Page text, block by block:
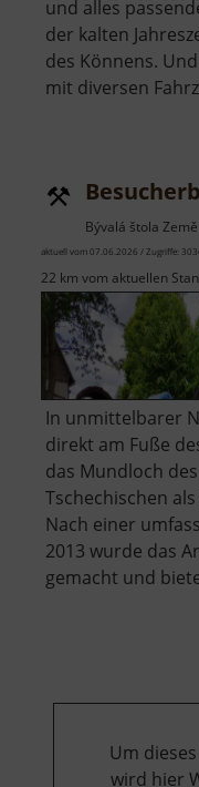
und alles
der kalten
des Könnens.
mit diversen
Bývalá štola
aktuell vom 07.06.2026 / Zugriffe:
22 km vom aktuellen
In unmittelbarer
direkt am Fuße
das Mundloch
Tschechischen
Nach einer
2013 wurde das
gemacht und
Um
wird hier